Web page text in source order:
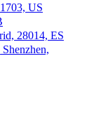
US
28014, ES